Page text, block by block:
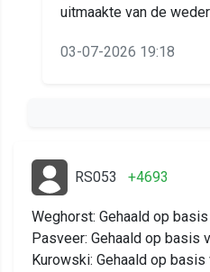
uitmaakte van de
03-07-2026 19:18
RS053 +4693
Weghorst: Gehaald op
Pasveer: Gehaald op basis
Kurowski: Gehaald op